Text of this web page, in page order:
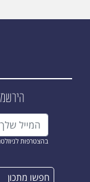
בהצטרפות